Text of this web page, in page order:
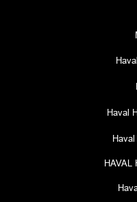
Haval
HAVAL